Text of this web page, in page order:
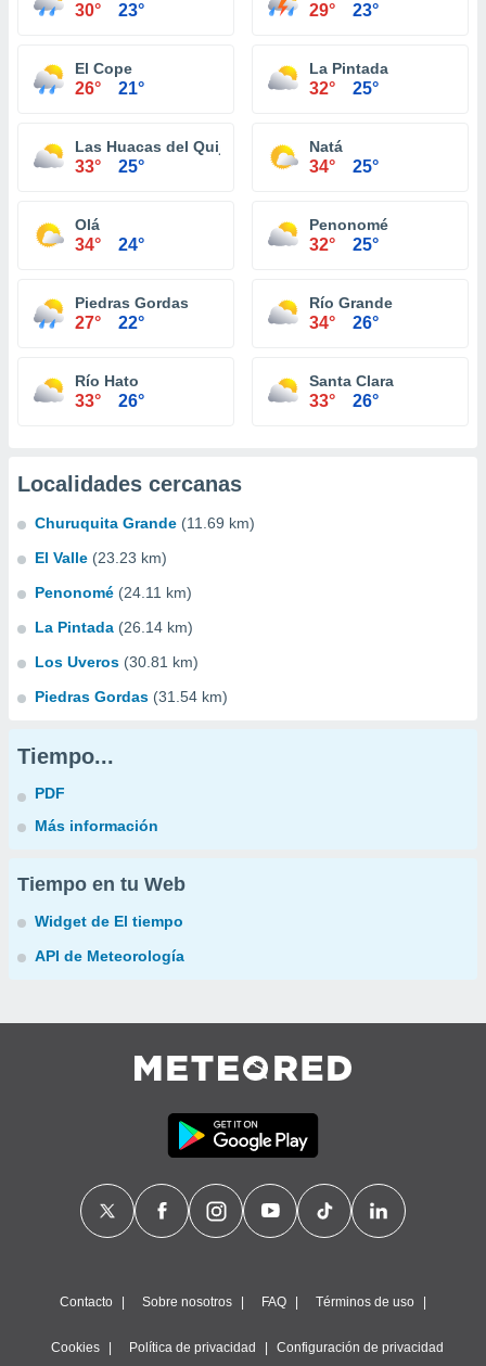
30° 23° 29° 23°
El Cope
26° 21°
La Pintada
32° 25°
Las Huacas del Quije
33° 25°
Natá
34° 25°
Olá
34° 24°
Penonomé
32° 25°
Piedras Gordas
27° 22°
Río Grande
34° 26°
Río Hato
33° 26°
Santa Clara
33° 26°
Localidades cercanas
Churuquita Grande (11.69 km)
El Valle (23.23 km)
Penonomé (24.11 km)
La Pintada (26.14 km)
Los Uveros (30.81 km)
Piedras Gordas (31.54 km)
Tiempo...
PDF
Más información
Tiempo en tu Web
Widget de El tiempo
API de Meteorología
Contacto Sobre nosotros FAQ Términos de uso
Cookies Política de privacidad Configuración de privacidad